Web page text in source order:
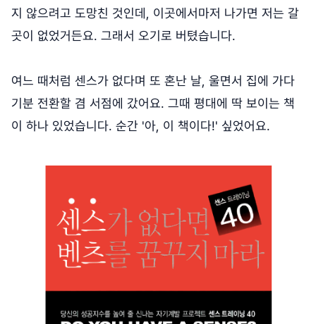
지 않으려고 도망친 것인데, 이곳에서마저 나가면 저는 갈
곳이 없었거든요. 그래서 오기로 버텼습니다.
여느 때처럼 센스가 없다며 또 혼난 날, 울면서 집에 가다
기분 전환할 겸 서점에 갔어요. 그때 평대에 딱 보이는 책
이 하나 있었습니다. 순간 '아, 이 책이다!' 싶었어요.